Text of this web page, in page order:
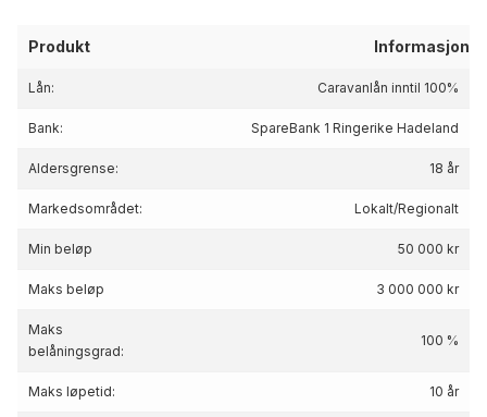
Produkt Informasjon
Lån: Caravanlån inntil 100%
Bank: SpareBank 1 Ringerike Hadeland
Aldersgrense: 18 år
Markedsområdet: Lokalt/Regionalt
Min beløp 50 000 kr
Maks beløp 3 000 000 kr
Maks
belåningsgrad:
100 %
Maks løpetid: 10 år